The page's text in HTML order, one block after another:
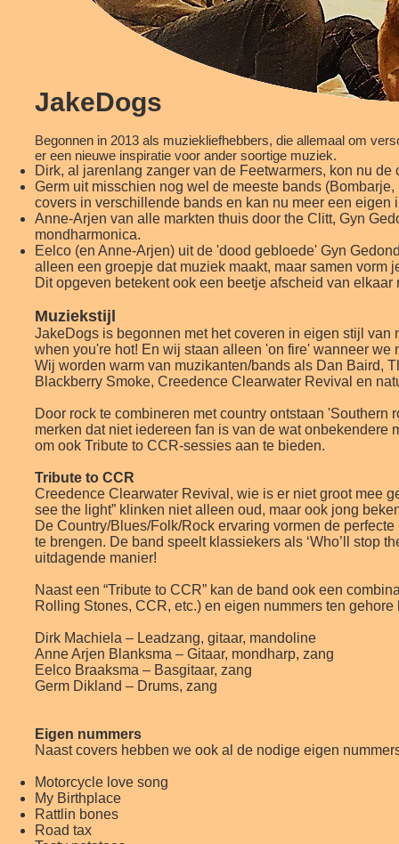
JakeDogs
Begonnen in 2013 als muziekliefhebbers, die allemaal om
er een nieuwe inspiratie voor ander soortige muziek.
Dirk, al jarenlang zanger van de Feetwarmers, kon nu
Germ uit misschien nog wel de meeste bands
covers in verschillende bands en kan nu meer een eigen
Anne-Arjen van alle markten thuis door the Clitt, Gyn
mondharmonica.
Eelco (en Anne-Arjen) uit de 'dood gebloede' Gyn
alleen een groepje dat muziek maakt, maar samen
Dit opgeven betekent ook een beetje afscheid van
Muziekstijl
JakeDogs is begonnen met het coveren in eigen stijl
when you're hot! En wij staan alleen 'on fire' wanneer
Wij worden warm van muzikanten/bands als Dan Baird,
Blackberry Smoke, Creedence Clearwater Revival en
Door rock te combineren met country ontstaan
merken dat niet iedereen fan is van de wat
om ook Tribute to CCR-sessies aan te bieden.
Tribute to CCR
Creedence Clearwater Revival, wie is er niet groot mee
see the light” klinken niet alleen oud, maar ook jong
De Country/Blues/Folk/Rock ervaring vormen de
te brengen. De band speelt klassiekers als ‘Who’ll stop
uitdagende manier!
Naast een “Tribute to CCR” kan de band ook een
Rolling Stones, CCR, etc.) en eigen nummers ten gehore
Dirk Machiela – Leadzang, gitaar, mandoline
Anne Arjen Blanksma – Gitaar, mondharp, zang
Eelco Braaksma – Basgitaar, zang
Germ Dikland – Drums, zang
Eigen nummers
Naast covers hebben we ook al de nodige eigen
Motorcycle love song
My Birthplace
Rattlin bones
Road tax